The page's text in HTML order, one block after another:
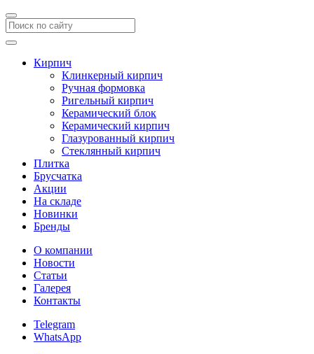
Кирпич
Клинкерный кирпич
Ручная формовка
Ригельный кирпич
Керамический блок
Керамический кирпич
Глазурованный кирпич
Стеклянный кирпич
Плитка
Брусчатка
Акции
На складе
Новинки
Бренды
О компании
Новости
Статьи
Галерея
Контакты
Telegram
WhatsApp